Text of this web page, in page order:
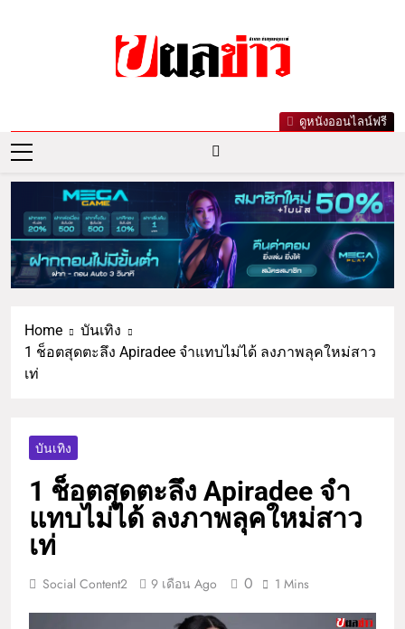
ผลข่าว.com
ดารา ข่าวกีฬารอบโลก เลขเด็ดหวยดัง ตรวจ
ดูหนังออนไลน์ฟรี
Home
บันเทิง
1 ช็อตสุดตะลึง Apiradee จำแทบไม่ได้ ลงภาพลุคใหม่สาว
เท่
บันเทิง
1 ช็อตสุดตะลึง Apiradee จำ
แทบไม่ได้ ลงภาพลุคใหม่สาว
เท่
Social Content2 9 เดือน Ago 0 1 Mins